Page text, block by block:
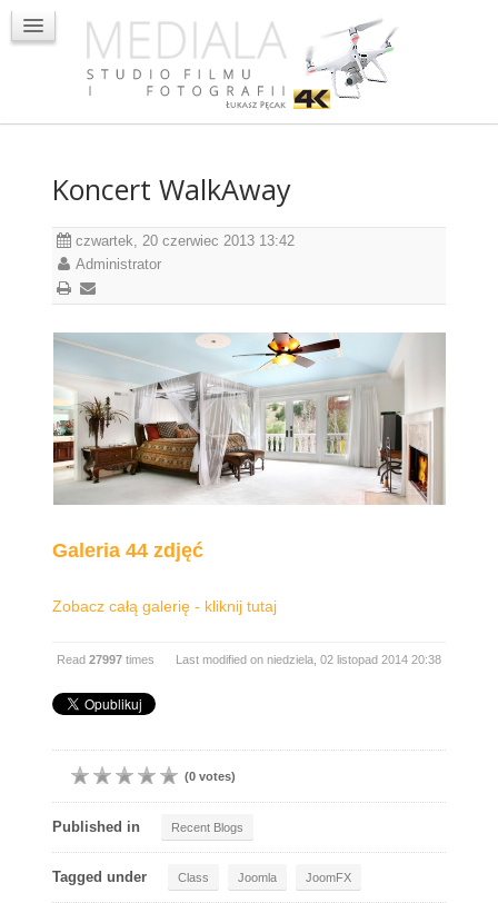
Oglądaj sesje plenerowe
Kontakt
Koncert WalkAway
czwartek, 20 czerwiec 2013 13:42
Administrator
Galeria 44 zdjęć
Zobacz całą galerię - kliknij tutaj
Read 27997times Last modified on niedziela, 02 listopad 2014 20:38
(0 votes)
Published in Recent Blogs
Tagged under Class Joomla JoomFX